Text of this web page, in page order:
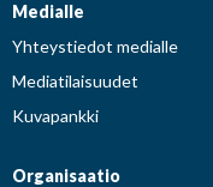
Medialle
Yhteystiedot medialle
Mediatilaisuudet
Kuvapankki
Organisaatio